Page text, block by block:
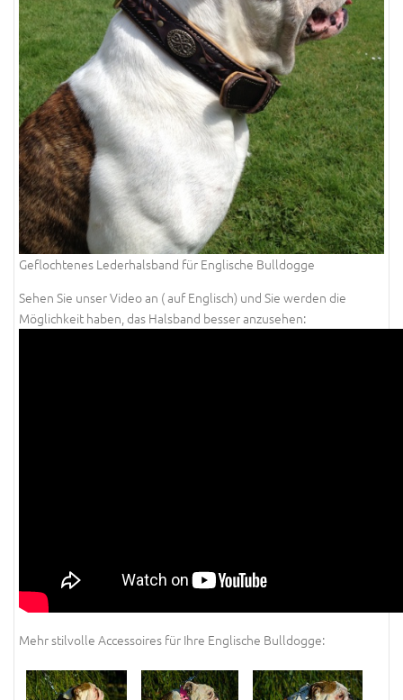
Geflochtenes Lederhalsband für Englische Bulldogge
Sehen Sie unser Video an ( auf Englisch) und Sie werden die
Möglichkeit haben, das Halsband besser anzusehen:
Mehr stilvolle Accessoires für Ihre Englische Bulldogge: